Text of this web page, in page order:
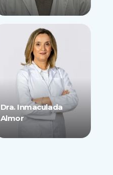
Dra. Inmaculada
Almor